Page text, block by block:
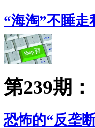
“海淘”不睡走
第239期：
恐怖的“反垄